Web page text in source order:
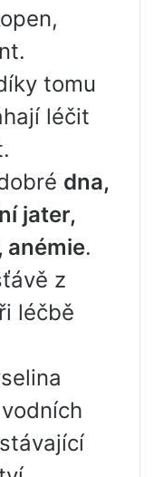
tomu
léčit
dna,
jater,
anémie.
z
léčbě